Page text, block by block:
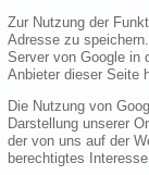
Zur Nutzung der
Adresse zu
Server von Google in
Anbieter dieser Seite
Die Nutzung von
Darstellung unserer
der von uns auf der
berechtigtes